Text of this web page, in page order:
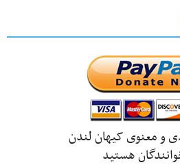
و معنوی کیهان لندن
هستید